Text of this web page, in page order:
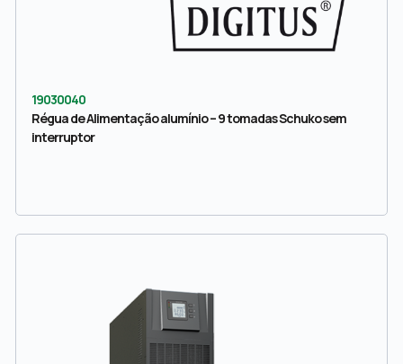
19030040
Régua de Alimentação alumínio – 9 tomadas Schuko sem
interruptor